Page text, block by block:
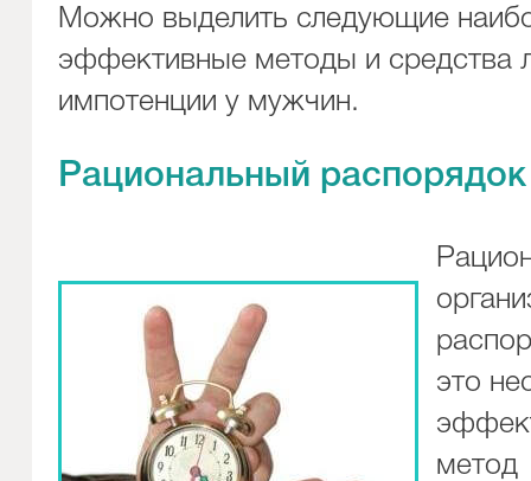
Можно выделить следующие
эффективные методы и средства
импотенции у мужчин.
Рациональный
это
метод